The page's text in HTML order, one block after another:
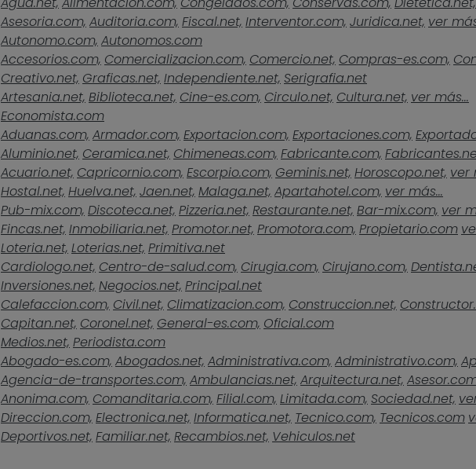
Asesoria.com, Auditoria.com, Fiscal.net, Interventor.com, Juridica.net, ver
Autonomo.com, Autonomos.com
Accesorios.com, Comercializacion.com, Comercio.net, Compras-es.com,
Creativo.net, Graficas.net, Independiente.net, Serigrafia.net
Artesania.net, Biblioteca.net, Cine-es.com, Circulo.net, Cultura.net, ver más...
Economista.com
Aduanas.com, Armador.com, Exportacion.com, Exportaciones.com,
Aluminio.net, Ceramica.net, Chimeneas.com, Fabricante.com,
Acuario.net, Capricornio.com, Escorpio.com, Geminis.net, Horoscopo.net, ver
Hostal.net, Huelva.net, Jaen.net, Malaga.net, Apartahotel.com, ver más...
Pub-mix.com, Discoteca.net, Pizzeria.net, Restaurante.net, Bar-mix.com, ver
Fincas.net, Inmobiliaria.net, Promotor.net, Promotora.com, Propietario.com
Loteria.net, Loterias.net, Primitiva.net
Cardiologo.net, Centro-de-salud.com, Cirugia.com, Cirujano.com,
Inversiones.net, Negocios.net, Principal.net
Calefaccion.com, Civil.net, Climatizacion.com, Construccion.net,
Capitan.net, Coronel.net, General-es.com, Oficial.com
Medios.net, Periodista.com
Abogado-es.com, Abogados.net, Administrativa.com, Administrativo.com,
Agencia-de-transportes.com, Ambulancias.net, Arquitectura.net,
Anonima.com, Comanditaria.com, Filial.com, Limitada.com, Sociedad.net,
Direccion.com, Electronica.net, Informatica.net, Tecnico.com, Tecnicos.com
Deportivos.net, Familiar.net, Recambios.net, Vehiculos.net